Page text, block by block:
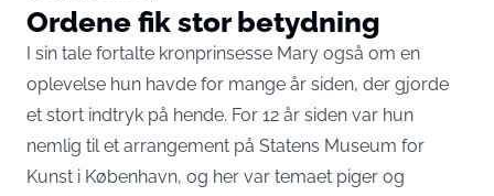
Ordene fik stor betydning
I sin tale fortalte kronprinsesse Mary også om en
oplevelse hun havde for mange år siden, der gjorde
et stort indtryk på hende. For 12 år siden var hun
nemlig til et arrangement på Statens Museum for
Kunst i København, og her var temaet piger og